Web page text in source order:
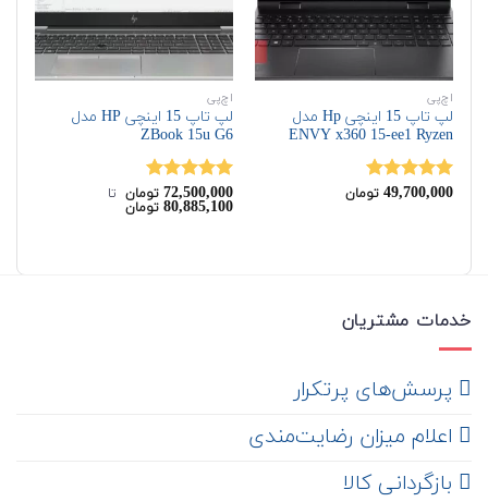
اچ‌پی
لپ تاپ 15 اینچی Hp مدل
ENVY x360 15-ee1 Ryzen
نمره5.00
49,700,000 تومان
اچ‌پی
لپ تاپ 15 اینچی HP مدل
ZBook 15u G6
نمره5.00
از 5
72,500,000 تومان‌ تا ‌
80,885,100 تومان
خدمات مشتریان
‌ پرسش‌های پرتکرار
اعلام میزان رضایت‌مندی
‌ بازگردانی کالا